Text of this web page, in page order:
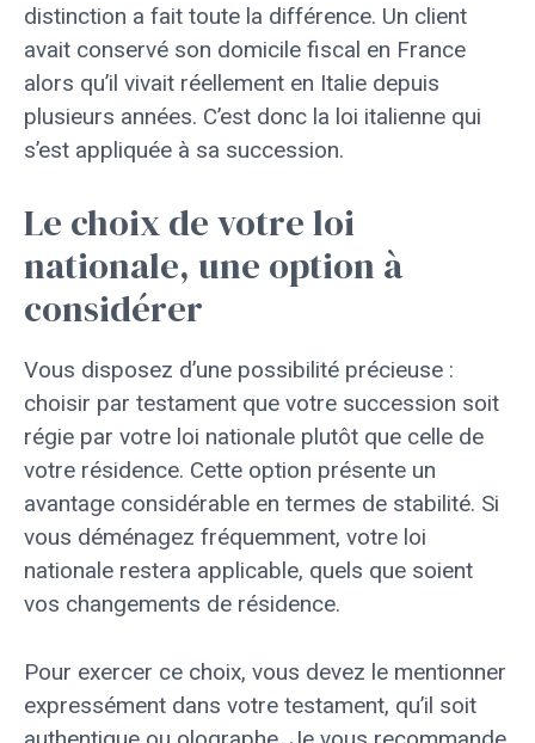
distinction a fait toute la différence. Un client
avait conservé son domicile fiscal en France
alors qu’il vivait réellement en Italie depuis
plusieurs années. C’est donc la loi italienne qui
s’est appliquée à sa succession.
Le choix de votre loi
nationale, une option à
considérer
Vous disposez d’une possibilité précieuse :
choisir par testament que votre succession soit
régie par votre loi nationale plutôt que celle de
votre résidence. Cette option présente un
avantage considérable en termes de stabilité. Si
vous déménagez fréquemment, votre loi
nationale restera applicable, quels que soient
vos changements de résidence.
Pour exercer ce choix, vous devez le mentionner
expressément dans votre testament, qu’il soit